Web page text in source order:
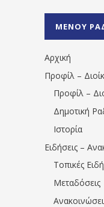
ΜΕΝΟΥ
Αρχική
Προφίλ –
Προφίλ –
Δημοτική
Ιστορία
Ειδήσεις –
Τοπικές
Μεταδόσεις